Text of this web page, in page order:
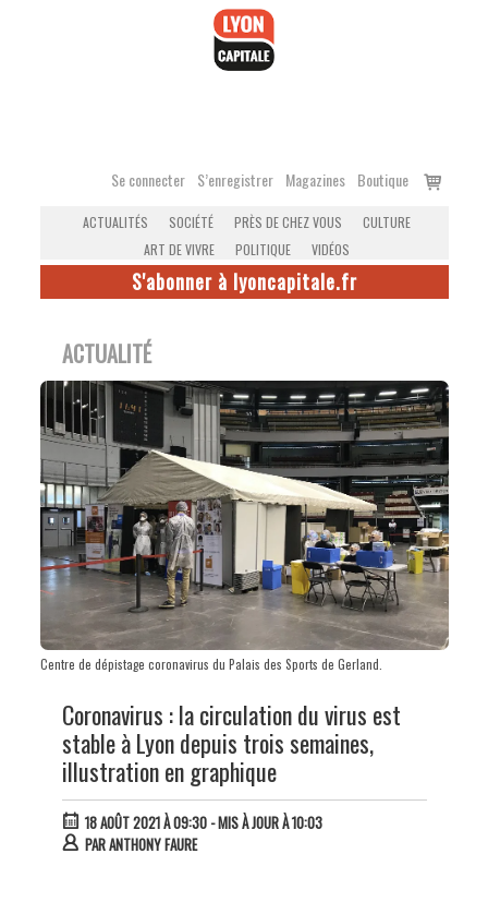
Se connecter S’enregistrer Magazines Boutique
Voir
ACTUALITÉS SOCIÉTÉ PRÈS DE CHEZ VOUS
CULTURE
ART DE VIVRE
POLITIQUE VIDÉOS
S'abonner à lyoncapitale.fr
ACTUALITÉ
Centre de dépistage coronavirus du Palais des Sports de Gerland.
Coronavirus : la circulation du virus est
stable à Lyon depuis trois semaines,
illustration en graphique
18 AOÛT 2021 À 09:30- MIS À JOUR À 10:03
PARANTHONY FAURE